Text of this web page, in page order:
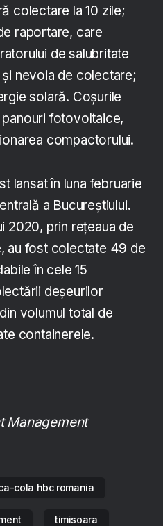
colectare la 10 zile;
raportare, care
de salubritate
nevoia de colectare;
solară. Coșurile
fotovoltaice,
compactorului.
lansat în luna februarie
a Bucureștiului.
2020, prin rețeaua de
au fost colectate 49 de
în cele 15
deșeurilor
volumul total de
containerele.
Management
cola hbc romania
timisoara